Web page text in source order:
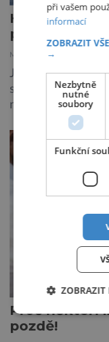
Hantavirus
pandemie?
MEDICÍNA
Je známou
snadno šíří
norovirus či E.
jak tomu bylo na
Ovšem slyšet o
výletní lodi bylo
Zdá se, že
Máme se bát
Proč někteří
pozdě!
při vašem
informací
ZOBRAZIT
→
Nezbytně
nutné
soubory
Funkční
ZOBRAZIT